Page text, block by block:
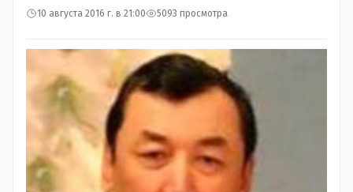
10 августа 2016 г. в 21:00 5093 просмотра